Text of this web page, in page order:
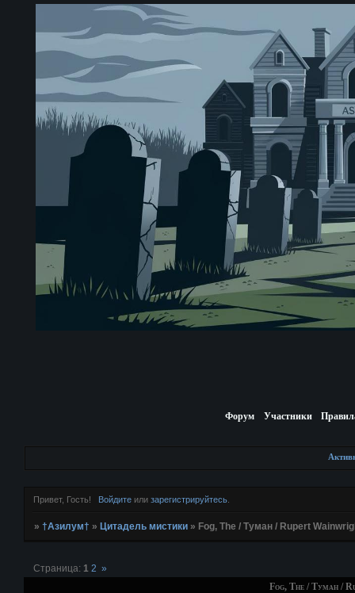
Форум Участники
Привет, Гость! Войдитеили зарегистрируйтесь.
»†Азилум† »Цитадель мистики » Fog, The / Туман / Rupert
Fog, The / Туман /
Страница: 1 2 »